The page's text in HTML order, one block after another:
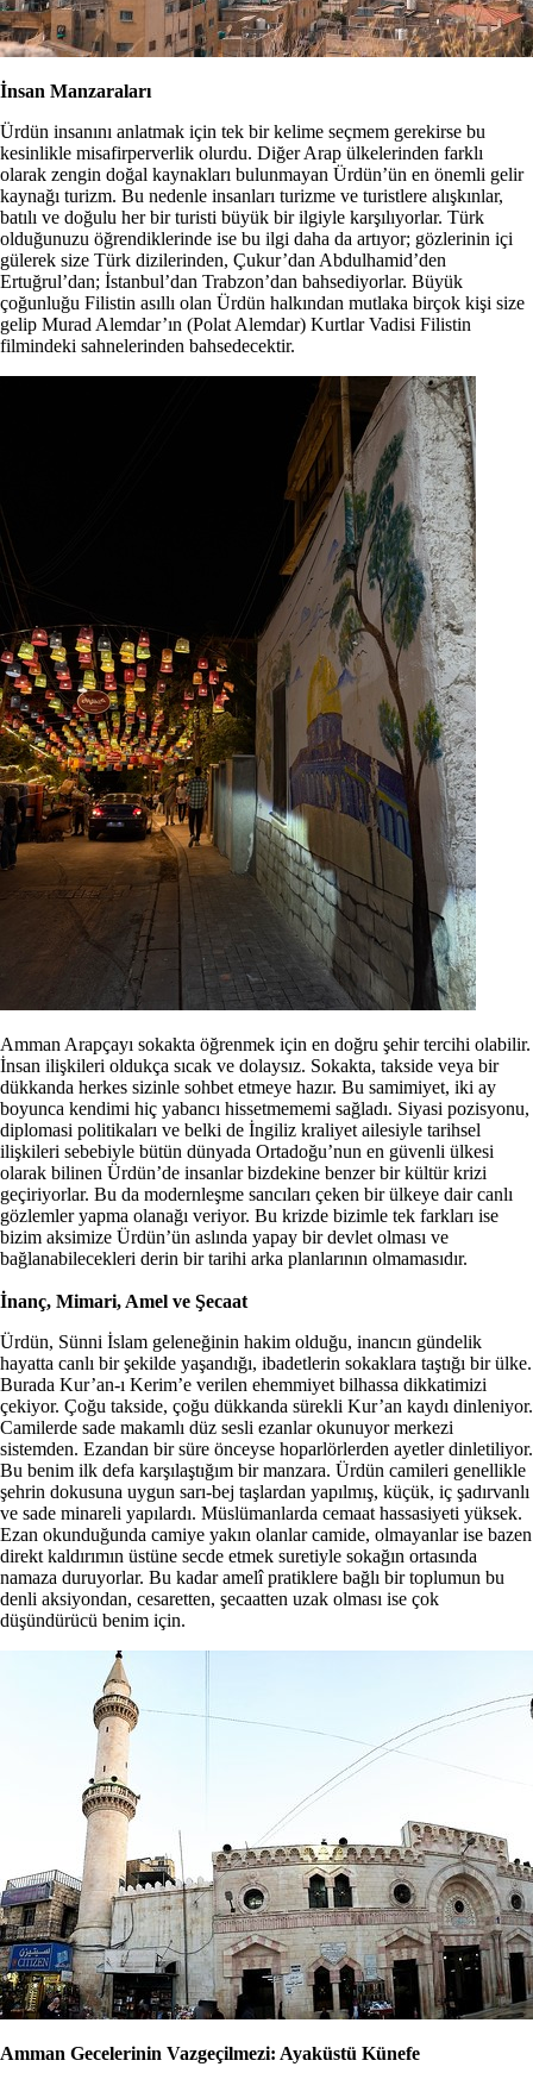
İnsan Manzaraları
Ürdün insanını anlatmak için tek bir kelime seçmem gerekirse bu
kesinlikle misafirperverlik olurdu. Diğer Arap ülkelerinden farklı
olarak zengin doğal kaynakları bulunmayan Ürdün’ün en önemli gelir
kaynağı turizm. Bu nedenle insanları turizme ve turistlere alışkınlar,
batılı ve doğulu her bir turisti büyük bir ilgiyle karşılıyorlar. Türk
olduğunuzu öğrendiklerinde ise bu ilgi daha da artıyor; gözlerinin içi
gülerek size Türk dizilerinden, Çukur’dan Abdulhamid’den
Ertuğrul’dan; İstanbul’dan Trabzon’dan bahsediyorlar. Büyük
çoğunluğu Filistin asıllı olan Ürdün halkından mutlaka birçok kişi size
gelip Murad Alemdar’ın (Polat Alemdar) Kurtlar Vadisi Filistin
filmindeki sahnelerinden bahsedecektir.
Amman Arapçayı sokakta öğrenmek için en doğru şehir tercihi olabilir.
İnsan ilişkileri oldukça sıcak ve dolaysız. Sokakta, takside veya bir
dükkanda herkes sizinle sohbet etmeye hazır. Bu samimiyet, iki ay
boyunca kendimi hiç yabancı hissetmememi sağladı. Siyasi pozisyonu,
diplomasi politikaları ve belki de İngiliz kraliyet ailesiyle tarihsel
ilişkileri sebebiyle bütün dünyada Ortadoğu’nun en güvenli ülkesi
olarak bilinen Ürdün’de insanlar bizdekine benzer bir kültür krizi
geçiriyorlar. Bu da modernleşme sancıları çeken bir ülkeye dair canlı
gözlemler yapma olanağı veriyor. Bu krizde bizimle tek farkları ise
bizim aksimize Ürdün’ün aslında yapay bir devlet olması ve
bağlanabilecekleri derin bir tarihi arka planlarının olmamasıdır.
İnanç, Mimari, Amel ve Şecaat
Ürdün, Sünni İslam geleneğinin hakim olduğu, inancın gündelik
hayatta canlı bir şekilde yaşandığı, ibadetlerin sokaklara taştığı bir ülke.
Burada Kur’an-ı Kerim’e verilen ehemmiyet bilhassa dikkatimizi
çekiyor. Çoğu takside, çoğu dükkanda sürekli Kur’an kaydı dinleniyor.
Camilerde sade makamlı düz sesli ezanlar okunuyor merkezi
sistemden. Ezandan bir süre önceyse hoparlörlerden ayetler dinletiliyor.
Bu benim ilk defa karşılaştığım bir manzara. Ürdün camileri genellikle
şehrin dokusuna uygun sarı-bej taşlardan yapılmış, küçük, iç şadırvanlı
ve sade minareli yapılardı. Müslümanlarda cemaat hassasiyeti yüksek.
Ezan okunduğunda camiye yakın olanlar camide, olmayanlar ise bazen
direkt kaldırımın üstüne secde etmek suretiyle sokağın ortasında
namaza duruyorlar. Bu kadar amelî pratiklere bağlı bir toplumun bu
denli aksiyondan, cesaretten, şecaatten uzak olması ise çok
düşündürücü benim için.
Amman Gecelerinin Vazgeçilmezi: Ayaküstü Künefe